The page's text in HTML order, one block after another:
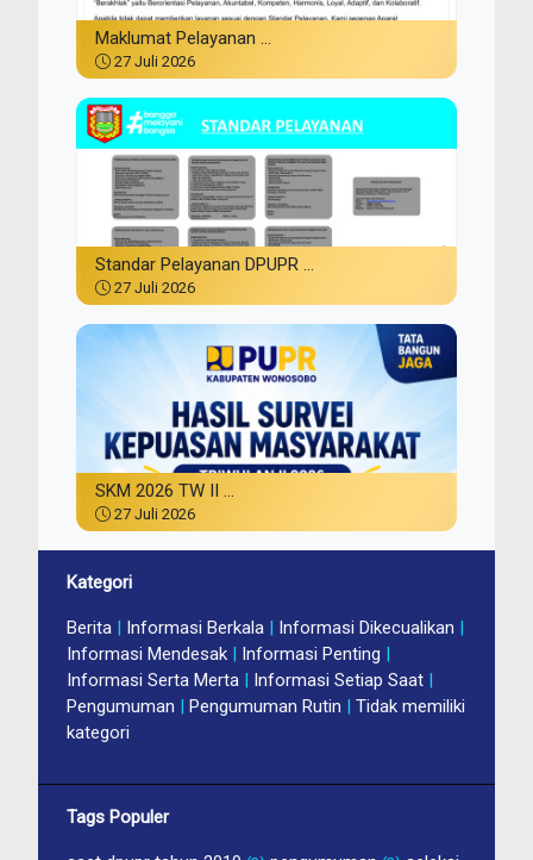
Maklumat Pelayanan ...
27 Juli 2026
Standar Pelayanan DPUPR ...
27 Juli 2026
SKM 2026 TW II ...
27 Juli 2026
Kategori
Berita | Informasi Berkala | Informasi Dikecualikan |
Informasi Mendesak | Informasi Penting |
Informasi Serta Merta | Informasi Setiap Saat |
Pengumuman | Pengumuman Rutin | Tidak memiliki
kategori
Tags Populer